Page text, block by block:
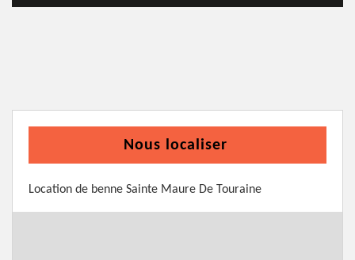
Nous localiser
Location de benne Sainte Maure De Touraine